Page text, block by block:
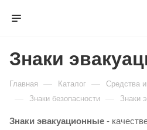
Знаки
Главная — Каталог — Средства
— Знаки безопасности — Знаки
Знаки эвакуационные -